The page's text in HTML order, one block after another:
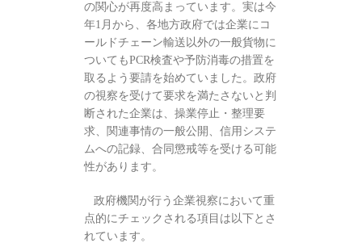
の関心が再度高まっています。実は今
年1月から、各地方政府では企業にコ
ールドチェーン輸送以外の一般貨物に
ついてもPCR検査や予防消毒の措置を
取るよう要請を始めていました。政府
の視察を受けて要求を満たさないと判
断された企業は、操業停止・整理要
求、関連事情の一般公開、信用システ
ムへの記録、合同懲戒等を受ける可能
性があります。
政府機関が行う企業視察において重
点的にチェックされる項目は以下とさ
れています。